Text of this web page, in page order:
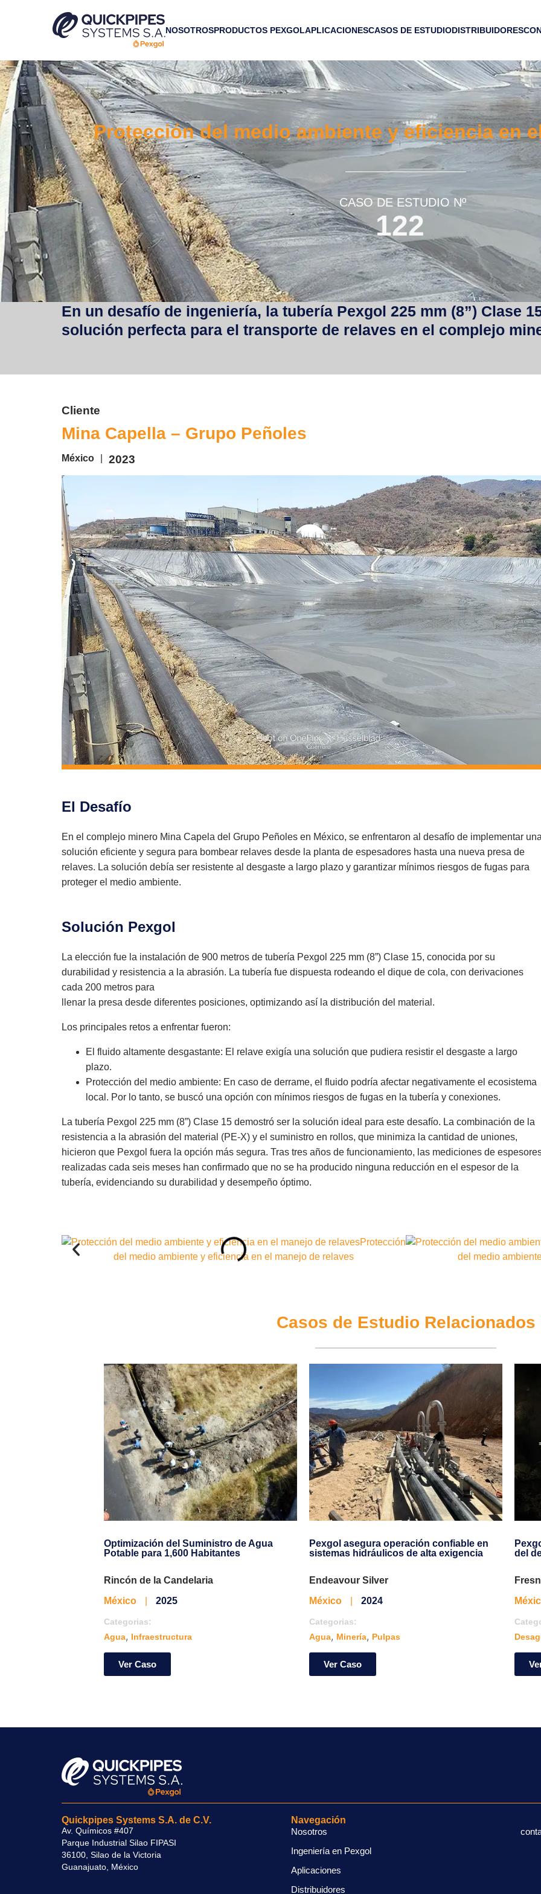
NOSOTROSPRODUCTOS PEXGOLAPLICACIONESCASOS DE ESTUDIODISTRIBUIDORES
Protección del medio ambiente y eficiencia en
CASO DE ESTUDIO Nº
122
En un desafío de ingeniería, la tubería Pexgol 225 mm (8”) Clase
solución perfecta para el transporte de relaves en el complejo
Cliente
Mina Capella – Grupo Peñoles
México 2023
El Desafío
En el complejo minero Mina Capela del Grupo Peñoles en México, se enfrentaron al desafío de implementar
solución eficiente y segura para bombear relaves desde la planta de espesadores hasta una nueva presa de
relaves. La solución debía ser resistente al desgaste a largo plazo y garantizar mínimos riesgos de fugas para
proteger el medio ambiente.
Solución Pexgol
La elección fue la instalación de 900 metros de tubería Pexgol 225 mm (8”) Clase 15, conocida por su
durabilidad y resistencia a la abrasión. La tubería fue dispuesta rodeando el dique de cola, con derivaciones
cada 200 metros para
llenar la presa desde diferentes posiciones, optimizando así la distribución del material.
Los principales retos a enfrentar fueron:
El fluido altamente desgastante: El relave exigía una solución que pudiera resistir el desgaste a largo
plazo.
Protección del medio ambiente: En caso de derrame, el fluido podría afectar negativamente el ecosistema
local. Por lo tanto, se buscó una opción con mínimos riesgos de fugas en la tubería y conexiones.
La tubería Pexgol 225 mm (8”) Clase 15 demostró ser la solución ideal para este desafío. La combinación de la
resistencia a la abrasión del material (PE-X) y el suministro en rollos, que minimiza la cantidad de uniones,
hicieron que Pexgol fuera la opción más segura. Tras tres años de funcionamiento, las mediciones de
realizadas cada seis meses han confirmado que no se ha producido ninguna reducción en el espesor de la
tubería, evidenciando su durabilidad y desempeño óptimo.
Casos de Estudio Relacionados
Optimización del Suministro de Agua
Potable para 1,600 Habitantes
Rincón de la Candelaria
México
2025
Categorias:
Agua, Infraestructura
Ver Caso
Pexgol asegura operación confiable en
sistemas hidráulicos de alta exigencia
Endeavour Silver
México
2024
Categorias:
Agua, Minería, Pulpas
Ver Caso
del
Quickpipes Systems S.A. de C.V.
Av. Químicos #407
Parque Industrial Silao FIPASI
36100, Silao de la Victoria
Guanajuato, México
Navegación
Nosotros
Ingeniería en Pexgol
Aplicaciones
Distribuidores